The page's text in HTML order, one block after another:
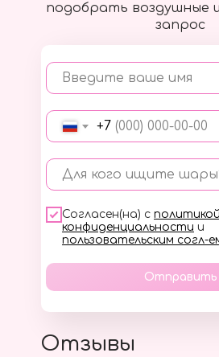
подобрать воздушные
запрос
Введите ваше имя
+7
Для кого ищите
Согласен(на) с политикой
конфиденциальности и
пользовательским согл-
Отправить
Отзывы